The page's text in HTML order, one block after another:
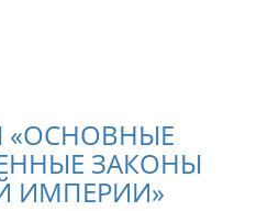
«ОСНОВНЫЕ
ЗАКОНЫ
ИМПЕРИИ»